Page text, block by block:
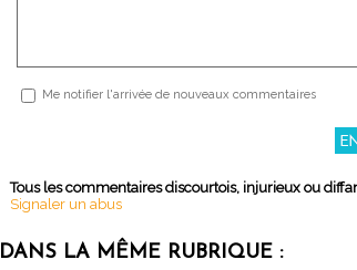
Me notifier l'arrivée de nouveaux commentaires
Tous les commentaires discourtois, injurieux ou
Signaler un abus
DANS LA MÊME RUBRIQUE :